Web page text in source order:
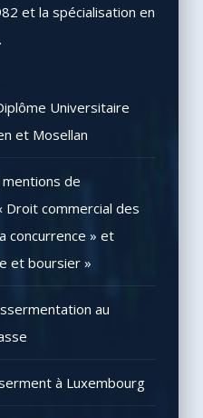
et la spécialisation en
Universitaire
et Mosellan
de
Droit commercial des
concurrence » et
et boursier »
au
à Luxembourg